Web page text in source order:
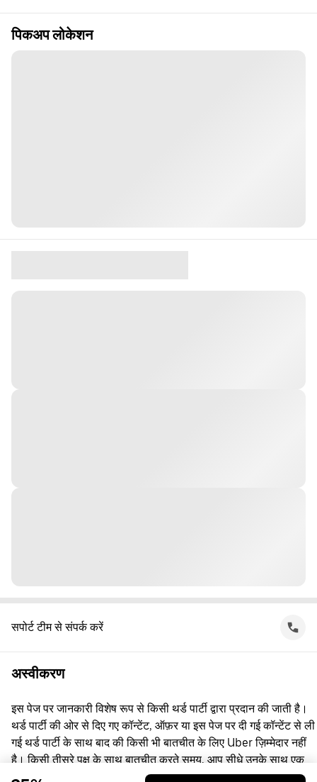
पिकअप लोकेशन
सपोर्ट टीम से संपर्क करें
अस्वीकरण
इस पेज पर जानकारी विशेष रूप से किसी थर्ड पार्टी द्वारा प्रदान की जाती है।
थर्ड पार्टी की ओर से दिए गए कॉन्टेंट, ऑफ़र या इस पेज पर दी गई कॉन्टेंट से ली
गई थर्ड पार्टी के साथ बाद की किसी भी बातचीत के लिए Uber ज़िम्मेदार नहीं
है। किसी तीसरे पक्ष के साथ बातचीत करते समय, आप सीधे उनके साथ एक
समझौता करते हैं, जिसमें Uber पक्षकार नहीं है। सवाल पूछने के लिए, कृपया